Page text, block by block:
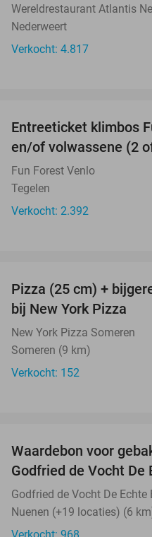
Wereldrestaurant Atlantis
Nederweert
Verkocht: 4.817
Entreeticket klimbos
en/of volwassene (2
Fun Forest Venlo
Tegelen
Verkocht: 2.392
Pizza (25 cm) +
bij New York Pizza
New York Pizza Someren
Someren (9 km)
Verkocht: 152
Waardebon voor
Godfried de Vocht De
Godfried de Vocht De Echte
Nuenen (+19 locaties) (6